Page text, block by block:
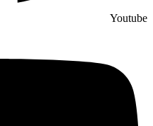
Youtube